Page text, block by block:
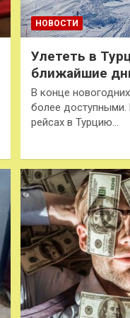
НОВОСТИ
Улететь в
ближайшие
В конце
более
рейсах в Турцию…